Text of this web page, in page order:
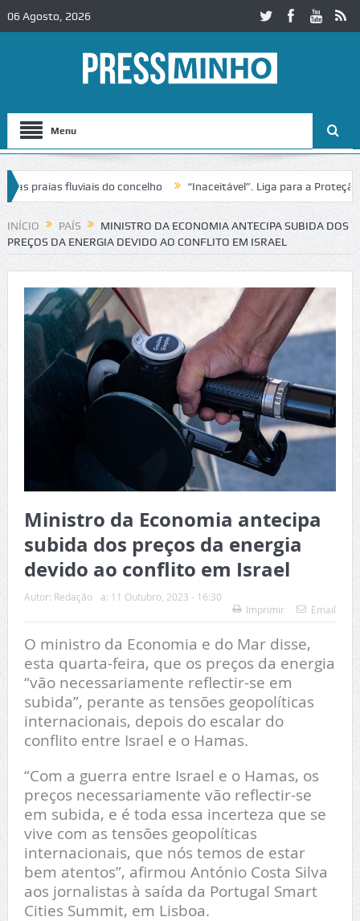
06 Agosto, 2026
Menu
fluviais do concelho “Inaceitável”. Liga para a Proteção da
INÍCIO PAÍS
MINISTRO DA ECONOMIA ANTECIPA SUBIDA DOS
PREÇOS DA ENERGIA DEVIDO AO CONFLITO EM ISRAEL
Ministro da Economia antecipa
subida dos preços da energia
devido ao conflito em Israel
Autor: Redação a: 11 Outubro, 2023 - 16:30
Imprimir
Email
O ministro da Economia e do Mar disse,
esta quarta-feira, que os preços da energia
“vão necessariamente reflectir-se em
subida”, perante as tensões geopolíticas
internacionais, depois do escalar do
conflito entre Israel e o Hamas.
“Com a guerra entre Israel e o Hamas, os
preços necessariamente vão reflectir-se
em subida, e é toda essa incerteza que se
vive com as tensões geopolíticas
internacionais, que nós temos de estar
bem atentos”, afirmou António Costa Silva
aos jornalistas à saída da Portugal Smart
Cities Summit, em Lisboa.